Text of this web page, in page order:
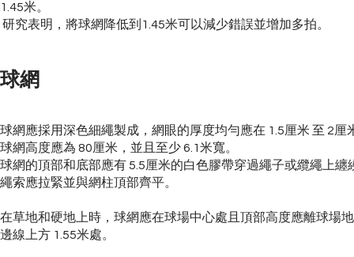
1.45米。
研究表明，將球網降低到1.45米可以減少錯誤並增加多拍。
球網
球網應採用深色細繩製成，網眼的厚度均勻應在 1.5厘米 至 2厘
球網高度應為 80厘米，並且至少 6.1米寬。
球網的頂部和底部應有 5.5厘米的白色膠帶穿過繩子或纜繩上纏
繩索應拉緊並與網柱頂部齊平。
在草地和硬地上時，球網應在球場中心處且頂部高度應離球場
邊線上方 1.55米處。